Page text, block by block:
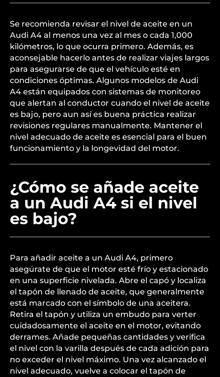
Se recomienda revisar el nivel de aceite en un
Audi A4 al menos una vez al mes o cada 1,000
kilómetros, lo que ocurra primero. Además, es
aconsejable hacerlo antes de realizar viajes largos
para asegurarse de que el vehículo esté en
condiciones óptimas. Algunos modelos de Audi
A4 están equipados con sistemas de monitoreo
que alertan al conductor cuando el nivel de aceite
es bajo, pero aun así es buena práctica realizar
revisiones regulares manualmente. Mantener el
nivel adecuado de aceite es esencial para el buen
funcionamiento y la longevidad del motor.
¿Cómo se añade aceite
a un Audi A4 si el nivel
es bajo?
Para añadir aceite a un Audi A4, primero
asegúrate de que el motor esté frío y estacionado
en una superficie nivelada. Abre el capó y localiza
el tapón de llenado de aceite, que generalmente
está marcado con el símbolo de una aceitera.
Retira el tapón y utiliza un embudo para verter
cuidadosamente el aceite en el motor, evitando
derrames. Añade pequeñas cantidades y verifica
el nivel con la varilla después de cada adición para
no exceder el nivel máximo. Una vez alcanzado el
nivel adecuado, vuelve a colocar el tapón de